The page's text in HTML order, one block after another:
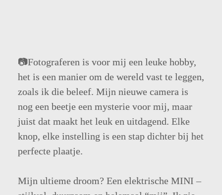
📷Fotograferen is voor mij een leuke hobby,
het is een manier om de wereld vast te leggen,
zoals ik die beleef. Mijn nieuwe camera is
nog een beetje een mysterie voor mij, maar
juist dat maakt het leuk en uitdagend. Elke
knop, elke instelling is een stap dichter bij het
perfecte plaatje.
Mijn ultieme droom? Een elektrische MINI –